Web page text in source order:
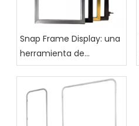
Snap Frame Display: una
herramienta de
marketing versátil para
todas las empresas